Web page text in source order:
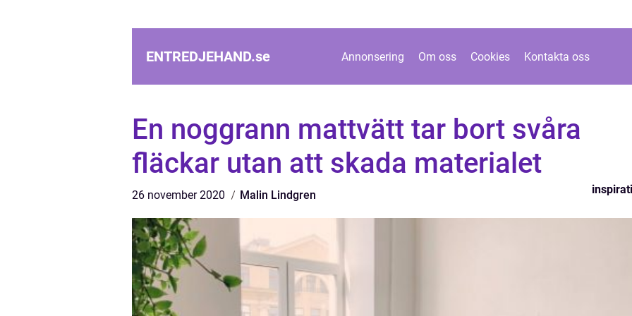
ENTREDJEHAND.se Annonsering Om oss Cookies Kontakta oss
En noggrann mattvätt tar bort svåra
fläckar utan att skada materialet
26 november 2020 Malin Lindgren